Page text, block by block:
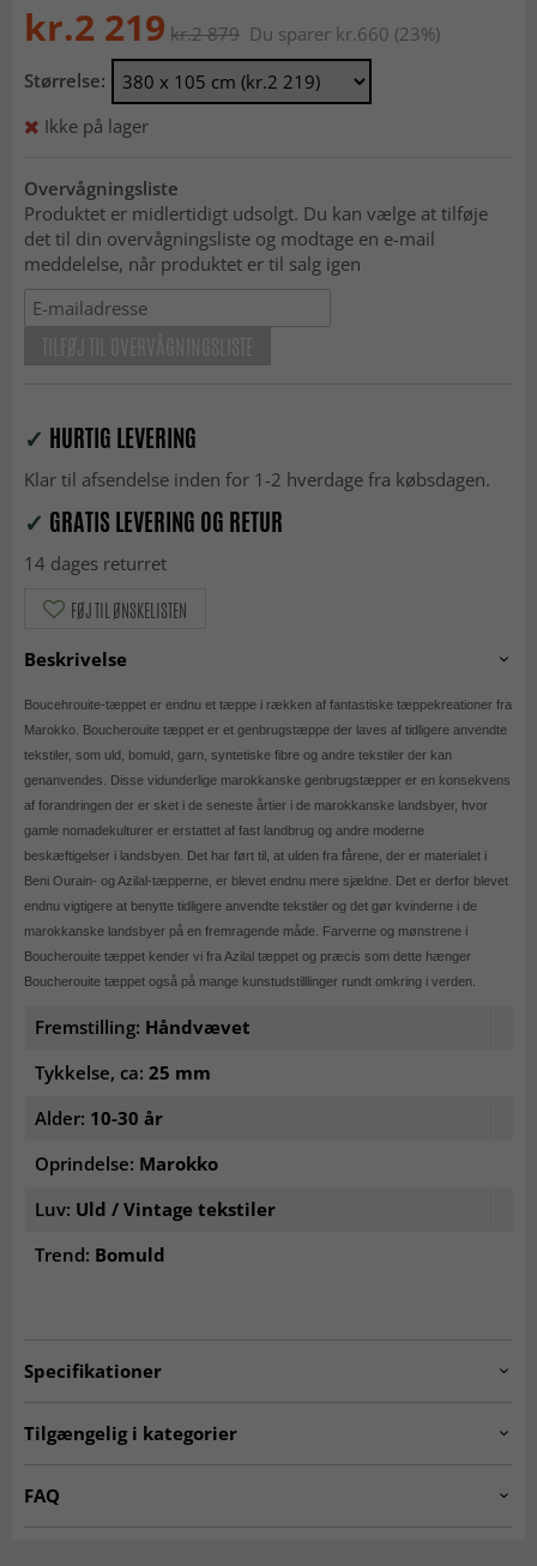
kr.2 219 kr.2 879 Du sparer kr.660 (23%)
Størrelse:
Ikke på lager
Overvågningsliste
Produktet er midlertidigt udsolgt. Du kan vælge at tilføje
det til din overvågningsliste og modtage en e-mail
meddelelse, når produktet er til salg igen
✓ HURTIG LEVERING
Klar til afsendelse inden for 1-2 hverdage fra købsdagen.
✓ GRATIS LEVERING OG RETUR
14 dages returret
FØJ TIL ØNSKELISTEN
Beskrivelse
Boucehrouite-tæppet er endnu et tæppe i rækken af fantastiske tæppekreationer fra
Marokko. Boucherouite tæppet er et genbrugstæppe der laves af tidligere anvendte
tekstiler, som uld, bomuld, garn, syntetiske fibre og andre tekstiler der kan
genanvendes. Disse vidunderlige marokkanske genbrugstæpper er en konsekvens
af forandringen der er sket i de seneste årtier i de marokkanske landsbyer, hvor
gamle nomadekulturer er erstattet af fast landbrug og andre moderne
beskæftigelser i landsbyen. Det har ført til, at ulden fra fårene, der er materialet i
Beni Ourain- og Azilal-tæpperne, er blevet endnu mere sjældne. Det er derfor blevet
endnu vigtigere at benytte tidligere anvendte tekstiler og det gør kvinderne i de
marokkanske landsbyer på en fremragende måde. Farverne og mønstrene i
Boucherouite tæppet kender vi fra Azilal tæppet og præcis som dette hænger
Boucherouite tæppet også på mange kunstudstilllinger rundt omkring i verden.
Fremstilling: Håndvævet
Tykkelse, ca: 25 mm
Alder: 10-30 år
Oprindelse: Marokko
Luv: Uld / Vintage tekstiler
Trend: Bomuld
Specifikationer
Tilgængelig i kategorier
FAQ